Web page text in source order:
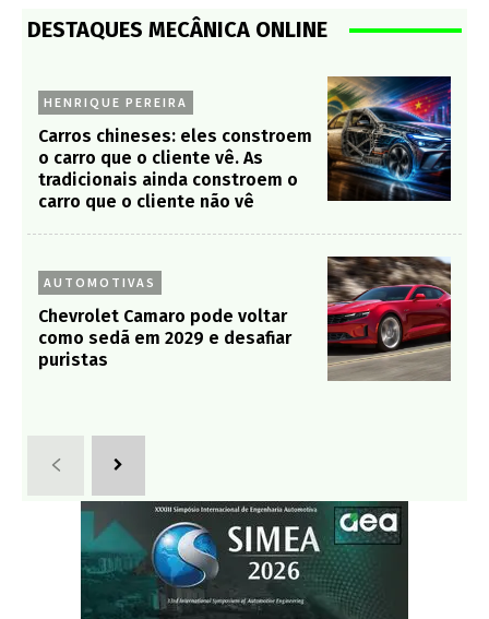
DESTAQUES MECÂNICA ONLINE
HENRIQUE PEREIRA
Carros chineses: eles constroem
o carro que o cliente vê. As
tradicionais ainda constroem o
carro que o cliente não vê
AUTOMOTIVAS
Chevrolet Camaro pode voltar
como sedã em 2029 e desafiar
puristas